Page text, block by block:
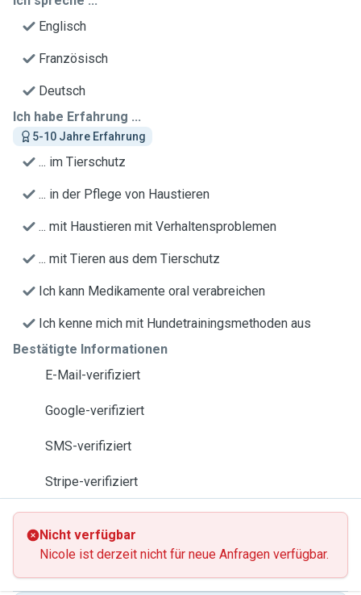
Englisch
Französisch
Deutsch
Ich habe Erfahrung ...
5-10 Jahre Erfahrung
... im Tierschutz
... in der Pflege von Haustieren
... mit Haustieren mit Verhaltensproblemen
... mit Tieren aus dem Tierschutz
Ich kann Medikamente oral verabreichen
Ich kenne mich mit Hundetrainingsmethoden aus
Bestätigte Informationen
E-Mail-verifiziert
Google-verifiziert
SMS-verifiziert
Stripe-verifiziert
Nicht verfügbar
Nicole ist derzeit nicht für neue Anfragen verfügbar.